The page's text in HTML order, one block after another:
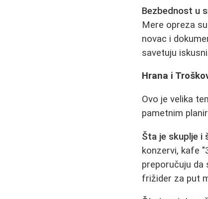
Bezbednost u
Mere opreza
novac i
savetuju
Hrana i
Ovo je velika
pametnim
Šta je skuplje i
konzervi, kafe
preporučuju da
frižider za put